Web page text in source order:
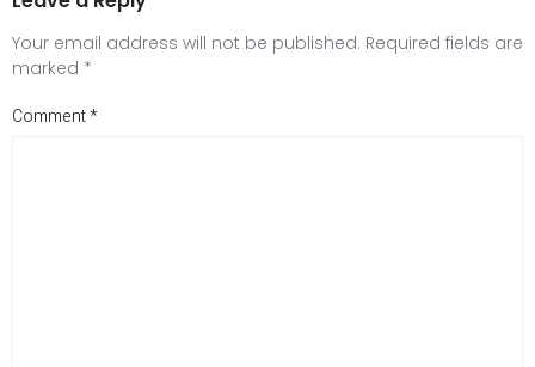
Your email address will not be published. Required fields are
marked *
Comment*